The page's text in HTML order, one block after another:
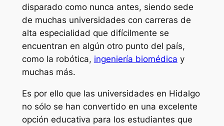
disparado como nunca antes, siendo sede
de muchas universidades con carreras de
alta especialidad que difícilmente se
encuentran en algún otro punto del país,
como la robótica, ingeniería biomédica y
muchas más.
Es por ello que las universidades en Hidalgo
no sólo se han convertido en una excelente
opción educativa para los estudiantes que